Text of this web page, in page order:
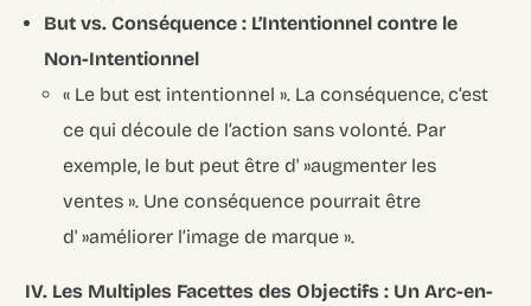
But vs. Conséquence : L’Intentionnel contre le
Non-Intentionnel
« Le but est intentionnel ». La conséquence, c’est
ce qui découle de l’action sans volonté. Par
exemple, le but peut être d' »augmenter les
ventes ». Une conséquence pourrait être
d' »améliorer l’image de marque ».
IV. Les Multiples Facettes des Objectifs : Un Arc-en-